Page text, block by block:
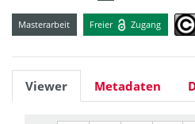
Masterarbeit Freier Zugang
Viewer Metadaten